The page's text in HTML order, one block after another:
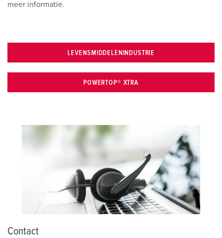
meer informatie.
LEVENSMIDDELENINDUSTRIE
POWERTOP® XTRA
Contact